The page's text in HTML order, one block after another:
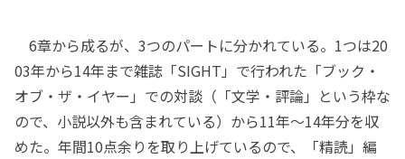
6章から成るが、3つのパートに分かれている。1つは20
03年から14年まで雑誌「SIGHT」で行われた「ブック・
オブ・ザ・イヤー」での対談（「文学・評論」という枠な
ので、小説以外も含まれている）から11年～14年分を収
めた。年間10点余りを取り上げているので、「精読」編